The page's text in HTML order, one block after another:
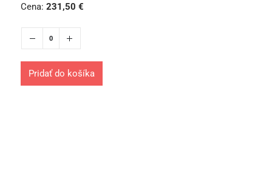
Cena: 231,50 €
Pridať do košíka